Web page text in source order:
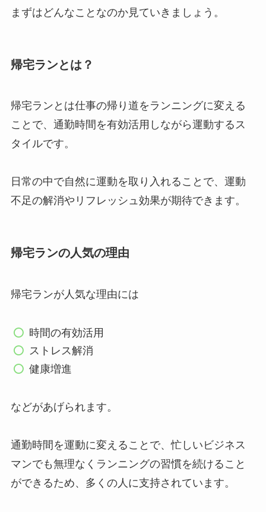
まずはどんなことなのか見ていきましょう。
帰宅ランとは？
帰宅ランとは仕事の帰り道をランニングに変える
ことで、通勤時間を有効活用しながら運動するス
タイルです。
日常の中で自然に運動を取り入れることで、運動
不足の解消やリフレッシュ効果が期待できます。
帰宅ランの人気の理由
帰宅ランが人気な理由には
時間の有効活用
ストレス解消
健康増進
などがあげられます。
通勤時間を運動に変えることで、忙しいビジネス
マンでも無理なくランニングの習慣を続けること
ができるため、多くの人に支持されています。